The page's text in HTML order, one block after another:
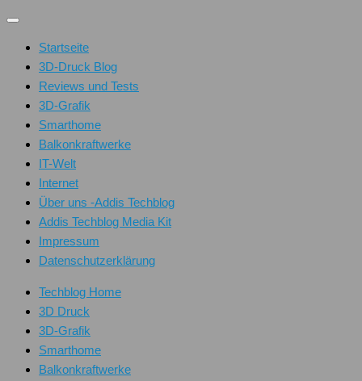
Unter
Inhalt
Startseite
3D-Druck Blog
Reviews und Tests
3D-Grafik
Smarthome
Balkonkraftwerke
IT-Welt
Internet
Über uns -Addis Techblog
Addis Techblog Media Kit
Impressum
Datenschutzerklärung
Techblog Home
3D Druck
3D-Grafik
Smarthome
Balkonkraftwerke